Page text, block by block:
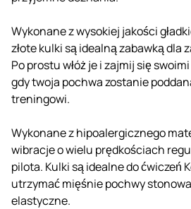
Wykonane z wysokiej jakości
złote kulki są idealną zabawką dla
Po prostu włóż je i zajmij się
gdy twoja pochwa zostanie
treningowi.
Wykonane z hipoalergicznego
wibracje o wielu prędkościach
pilota. Kulki są idealne do ćwiczeń
utrzymać mięśnie pochwy
elastyczne.